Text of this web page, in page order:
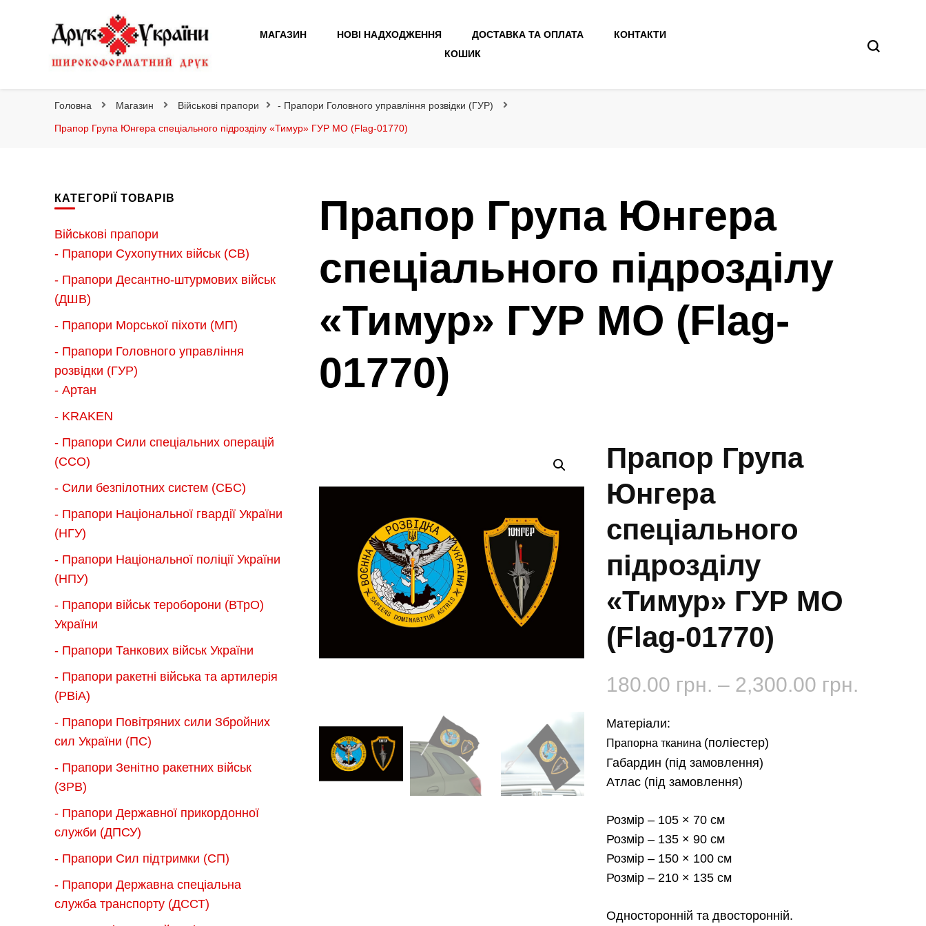
Друк України
МАГАЗИН НОВІ НАДХОДЖЕННЯ ДОСТАВКА ТА ОПЛАТА
КОНТАКТИ
КОШИК
Головна Магазин Військові прапори - Прапори Головного управління розвідки (ГУР)
Прапор Група Юнгера спеціального підрозділу «Тимур» ГУР МО (Flag-01770)
Прапор Група Юнгера
спеціального підрозділу
«Тимур» ГУР МО (Flag-
01770)
Прапор Група
Юнгера
спеціального
підрозділу
«Тимур» ГУР МО
(Flag-01770)
180.00 грн. – 2,300.00 грн.
Матеріали:
Прапорна тканина (поліестер)
Габардин (під замовлення)
Атлас (під замовлення)
Розмір – 105 × 70 см
Розмір – 135 × 90 см
Розмір – 150 × 100 см
Розмір – 210 × 135 см
Односторонній та двосторонній.
КАТЕГОРІЇ ТОВАРІВ
Військові прапори
- Прапори Сухопутних військ (СВ)
- Прапори Десантно-штурмових військ
(ДШВ)
- Прапори Морської піхоти (МП)
- Прапори Головного управління
розвідки (ГУР)
- Артан
- KRAKEN
- Прапори Сили спеціальних операцій
(ССО)
- Сили безпілотних систем (СБС)
- Прапори Національної гвардії України
(НГУ)
- Прапори Національної поліції України
(НПУ)
- Прапори військ тероборони (ВТрО)
України
- Прапори Танкових військ України
- Прапори ракетні війська та артилерія
(РВіА)
- Прапори Повітряних сили Збройних
сил України (ПС)
- Прапори Зенітно ракетних військ
(ЗРВ)
- Прапори Державної прикордонної
служби (ДПСУ)
- Прапори Сил підтримки (СП)
- Прапори Державна спеціальна
служба транспорту (ДССТ)